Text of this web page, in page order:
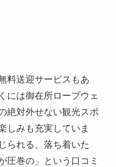
料送迎サービスもあ
には御在所ロープウェ
絶対外せない観光スポ
しみも充実していま
られる、落ち着いた
圧巻の」という口コミ